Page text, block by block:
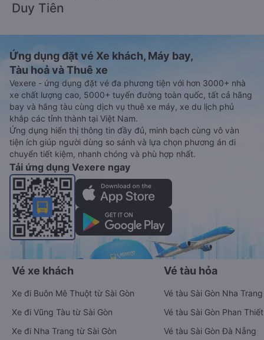
Duy Tiên
Ứng dụng đặt vé Xe khách, Máy bay,
Tàu hoả và Thuê xe
Vexere - ứng dụng đặt vé đa phương tiện với hơn 3000+ nhà
xe chất lượng cao, 5000+ tuyến đường toàn quốc, tất cả hãng
bay và hãng tàu cùng dịch vụ thuê xe máy, xe du lịch phủ
khắp các tỉnh thành tại Việt Nam.
Ứng dụng hiển thị thông tin đầy đủ, minh bạch cùng vô vàn
tiện ích giúp người dùng so sánh và lựa chọn phương án di
chuyển tiết kiệm, nhanh chóng và phù hợp nhất.
Tải ứng dụng Vexere ngay
Vé xe khách
Xe đi Buôn Mê Thuột từ Sài Gòn
Xe đi Vũng Tàu từ Sài Gòn
Xe đi Nha Trang từ Sài Gòn
Vé tàu hỏa
Vé tàu Sài Gòn Nha Trang
Vé tàu Sài Gòn Phan Thiết
Vé tàu Sài Gòn Đà Nẵng